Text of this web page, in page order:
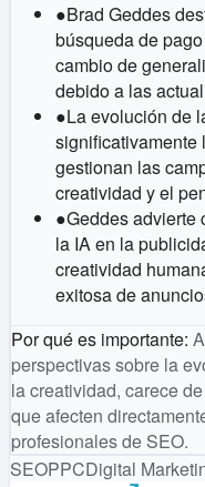
●Brad Geddes
búsqueda de
cambio de
debido a las
●La evolución de
significativamente
gestionan las
creatividad y el
●Geddes advierte
la IA en la
creatividad
exitosa de
Por qué es importante:
perspectivas sobre la
la creatividad, carece
que afecten
profesionales de SEO.
SEOPPCDigital